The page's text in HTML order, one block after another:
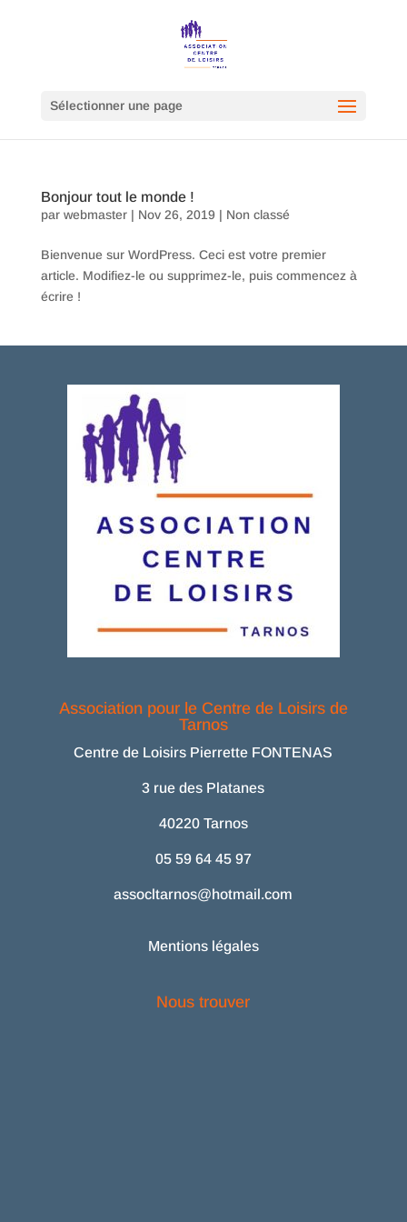
Sélectionner une page
Bonjour tout le monde !
par webmaster| Nov 26, 2019 | Non classé
Bienvenue sur WordPress. Ceci est votre premier
article. Modifiez-le ou supprimez-le, puis commencez à
écrire !
Association pour le Centre de Loisirs de
Tarnos
Centre de Loisirs Pierrette FONTENAS
3 rue des Platanes
40220 Tarnos
05 59 64 45 97
assocltarnos@hotmail.com
Mentions légales
Nous trouver